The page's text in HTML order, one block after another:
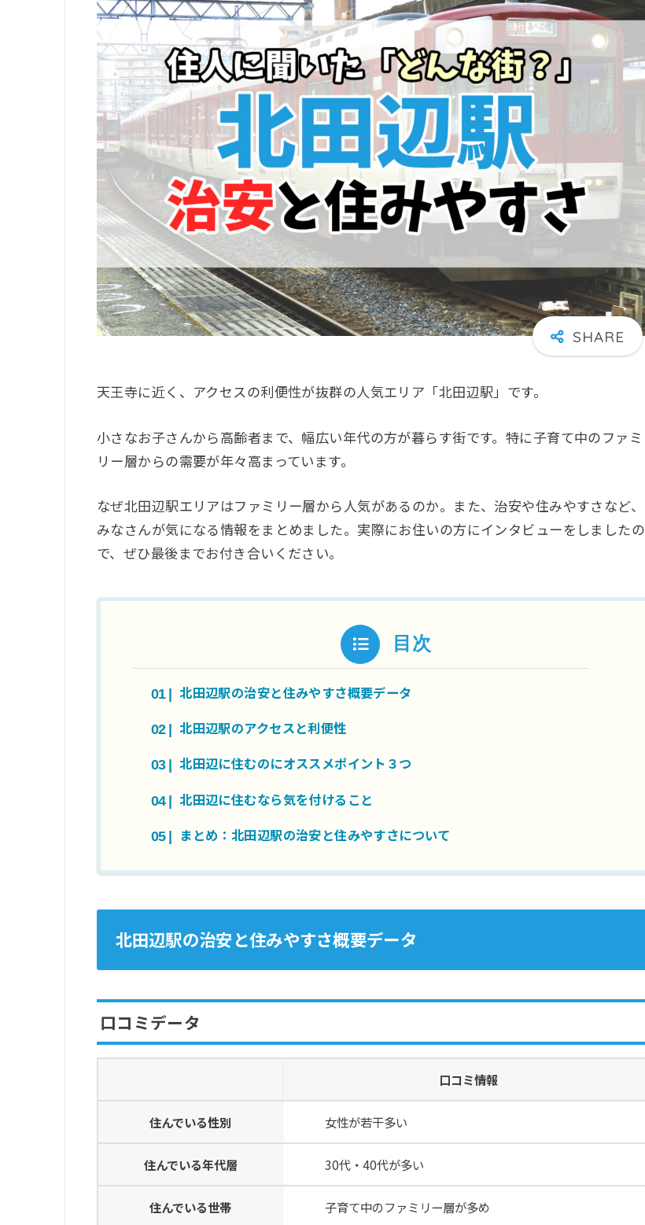
天王寺に近く、アクセスの利便性が抜群の人気エリア「北田辺駅」です。
小さなお子さんから高齢者まで、幅広い年代の方が暮らす街です。特に子育て中のファミ
リー層からの需要が年々高まっています。
なぜ北田辺駅エリアはファミリー層から人気があるのか。また、治安や住みやすさなど、
みなさんが気になる情報をまとめました。実際にお住いの方にインタビューをしましたの
で、ぜひ最後までお付き合いください。
目次
北田辺駅の治安と住みやすさ概要データ
北田辺駅のアクセスと利便性
北田辺に住むのにオススメポイント３つ
北田辺に住むなら気を付けること
まとめ：北田辺駅の治安と住みやすさについて
北田辺駅の治安と住みやすさ概要データ
口コミデータ
口コミ情報
住んでいる性別 女性が若干多い
住んでいる年代層 30代・40代が多い
住んでいる世帯 子育て中のファミリー層が多め